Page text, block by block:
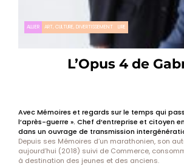
ALLIER ART, CULTURE, DIVERTISSEMENT LIRE
L’Opus 4 de
Avec Mémoires et regards sur le temps qui
l’après-guerre ». Chef d’entreprise et citoyen
dans un ouvrage de transmission
Depuis ses Mémoires d’un marathonien, son
aujourd’hui (2018) suivi de Commerce,
à destination des jeunes et des anciens.